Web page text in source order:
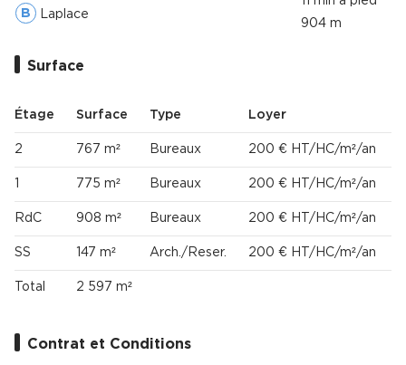
B Laplace
904 m
Surface
Étage Surface Type Loyer
2 767 m² Bureaux 200 € HT/HC/m²/an
775 m² Bureaux 200 € HT/HC/m²/an
RdC 908 m² Bureaux 200 € HT/HC/m²/an
SS 147 m² Arch./Reser. 200 € HT/HC/m²/an
Total 2 597 m²
Contrat et Conditions